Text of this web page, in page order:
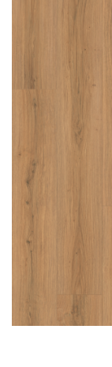
Timeless 12mm
Woodstock 8mm
Woodstock PRO
Woodstock XL
ADO Floor - SPC
Finsa - Laminat
Finfloor 12mm
Finfloor XL 10mm
Supreme 8mm
Kronotex - Laminat
Advanced 8 mm